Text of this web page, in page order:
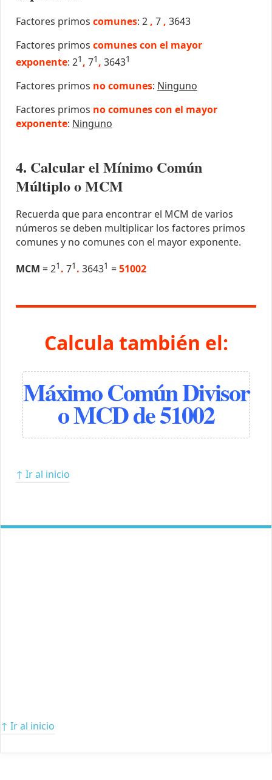
Factores primos comunes: 2 , 7 , 3643
Factores primos comunes con el mayor
exponente: 21 , 71 , 36431
Factores primos no comunes: Ninguno
Factores primos no comunes con el mayor
exponente: Ninguno
4. Calcular el Mínimo Común
Múltiplo o MCM
Recuerda que para encontrar el MCM de varios
números se deben multiplicar los factores primos
comunes y no comunes con el mayor exponente.
MCM = 21 . 71 . 36431 =51002
Calcula también el:
Máximo Común Divisor
o MCD de 51002
↑ Ir al inicio
↑ Ir al inicio